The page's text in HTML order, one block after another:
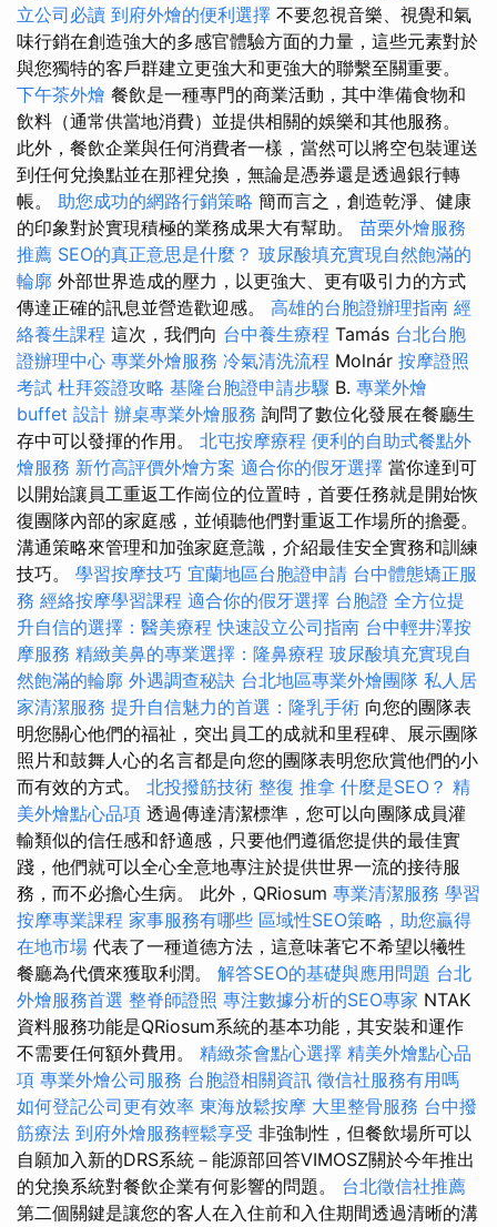
立公司必讀 到府外燴的便利選擇 不要忽視音樂、視覺和氣
味行銷在創造強大的多感官體驗方面的力量，這些元素對於
與您獨特的客戶群建立更強大和更強大的聯繫至關重要。
下午茶外燴 餐飲是一種專門的商業活動，其中準備食物和
飲料（通常供當地消費）並提供相關的娛樂和其他服務。
此外，餐飲企業與任何消費者一樣，當然可以將空包裝運送
到任何兌換點並在那裡兌換，無論是憑券還是透過銀行轉
帳。 助您成功的網路行銷策略 簡而言之，創造乾淨、健康
的印象對於實現積極的業務成果大有幫助。 苗栗外燴服務
推薦 SEO的真正意思是什麼？ 玻尿酸填充實現自然飽滿的
輪廓 外部世界造成的壓力，以更強大、更有吸引力的方式
傳達正確的訊息並營造歡迎感。 高雄的台胞證辦理指南 經
絡養生課程 這次，我們向 台中養生療程 Tamás 台北台胞
證辦理中心 專業外燴服務 冷氣清洗流程 Molnár 按摩證照
考試 杜拜簽證攻略 基隆台胞證申請步驟 B. 專業外燴
buffet 設計 辦桌專業外燴服務 詢問了數位化發展在餐廳生
存中可以發揮的作用。 北屯按摩療程 便利的自助式餐點外
燴服務 新竹高評價外燴方案 適合你的假牙選擇 當你達到可
以開始讓員工重返工作崗位的位置時，首要任務就是開始恢
復團隊內部的家庭感，並傾聽他們對重返工作場所的擔憂。
溝通策略來管理和加強家庭意識，介紹最佳安全實務和訓練
技巧。 學習按摩技巧 宜蘭地區台胞證申請 台中體態矯正服
務 經絡按摩學習課程 適合你的假牙選擇 台胞證 全方位提
升自信的選擇：醫美療程 快速設立公司指南 台中輕井澤按
摩服務 精緻美鼻的專業選擇：隆鼻療程 玻尿酸填充實現自
然飽滿的輪廓 外遇調查秘訣 台北地區專業外燴團隊 私人居
家清潔服務 提升自信魅力的首選：隆乳手術 向您的團隊表
明您關心他們的福祉，突出員工的成就和里程碑、展示團隊
照片和鼓舞人心的名言都是向您的團隊表明您欣賞他們的小
而有效的方式。 北投撥筋技術 整復 推拿 什麼是SEO？ 精
美外燴點心品項 透過傳達清潔標準，您可以向團隊成員灌
輸類似的信任感和舒適感，只要他們遵循您提供的最佳實
踐，他們就可以全心全意地專注於提供世界一流的接待服
務，而不必擔心生病。 此外，QRiosum 專業清潔服務 學習
按摩專業課程 家事服務有哪些 區域性SEO策略，助您贏得
在地市場 代表了一種道德方法，這意味著它不希望以犧牲
餐廳為代價來獲取利潤。 解答SEO的基礎與應用問題 台北
外燴服務首選 整脊師證照 專注數據分析的SEO專家 NTAK
資料服務功能是QRiosum系統的基本功能，其安裝和運作
不需要任何額外費用。 精緻茶會點心選擇 精美外燴點心品
項 專業外燴公司服務 台胞證相關資訊 徵信社服務有用嗎
如何登記公司更有效率 東海放鬆按摩 大里整骨服務 台中撥
筋療法 到府外燴服務輕鬆享受 非強制性，但餐飲場所可以
自願加入新的DRS系統－能源部回答VIMOSZ關於今年推出
的兌換系統對餐飲企業有何影響的問題。 台北徵信社推薦
第二個關鍵是讓您的客人在入住前和入住期間透過清晰的溝